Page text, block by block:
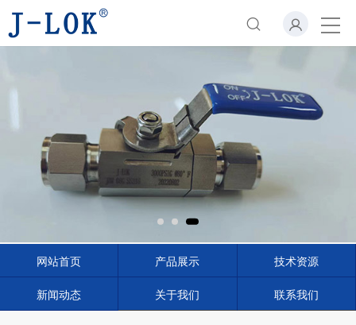
网站首页 产品展示 技术资源
新闻动态 关于我们 联系我们